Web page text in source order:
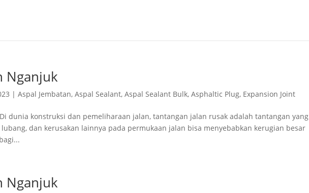
Nganjuk
|Aspal Jembatan,Aspal Sealant,Aspal Sealant Bulk,Asphaltic Plug, Expansion Joint
dunia konstruksi dan pemeliharaan jalan, tantangan jalan rusak adalah tantangan yang
dan kerusakan lainnya pada permukaan jalan bisa menyebabkan kerugian besar
Nganjuk